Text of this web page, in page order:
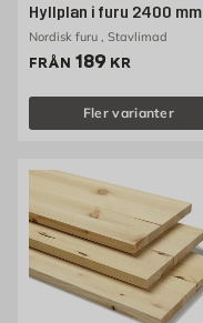
Hyllplan i furu 2400 mm
Nordisk furu , Stavlimad
FRÅN Pris 189 kr
189 KR
Fler varianter